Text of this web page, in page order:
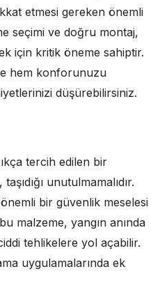
etmesi gereken önemli
seçimi ve doğru montaj,
için kritik öneme sahiptir.
hem konforunuzu
düşürebilirsiniz.
tercih edilen bir
unutulmamalıdır.
bir güvenlik meselesi
malzeme, yangın anında
tehlikelere yol açabilir.
uygulamalarında ek